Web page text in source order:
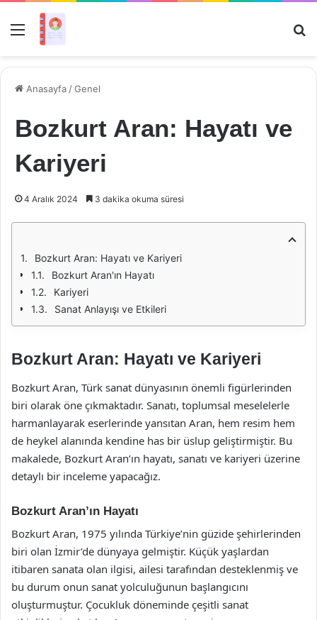
Menü
Anasayfa /Genel
Bozkurt Aran: Hayatı ve
Kariyeri
4 Aralık 2024 3 dakika okuma süresi
Bozkurt Aran: Hayatı ve Kariyeri
Bozkurt Aran'ın Hayatı
Kariyeri
Sanat Anlayışı ve Etkileri
Bozkurt Aran: Hayatı ve Kariyeri
Bozkurt Aran, Türk sanat dünyasının önemli figürlerinden
biri olarak öne çıkmaktadır. Sanatı, toplumsal meselelerle
harmanlayarak eserlerinde yansıtan Aran, hem resim hem
de heykel alanında kendine has bir üslup geliştirmiştir. Bu
makalede, Bozkurt Aran’ın hayatı, sanatı ve kariyeri üzerine
detaylı bir inceleme yapacağız.
Bozkurt Aran’ın Hayatı
Bozkurt Aran, 1975 yılında Türkiye’nin güzide şehirlerinden
biri olan İzmir’de dünyaya gelmiştir. Küçük yaşlardan
itibaren sanata olan ilgisi, ailesi tarafından desteklenmiş ve
bu durum onun sanat yolculuğunun başlangıcını
oluşturmuştur. Çocukluk döneminde çeşitli sanat